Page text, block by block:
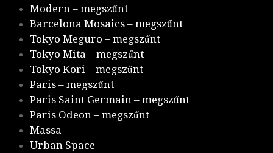
Modern – megszűnt
Barcelona Mosaics – megszűnt
Tokyo Meguro – megszűnt
Tokyo Mita – megszűnt
Tokyo Kori – megszűnt
Paris – megszűnt
Paris Saint Germain – megszűnt
Paris Odeon – megszűnt
Massa
Urban Space